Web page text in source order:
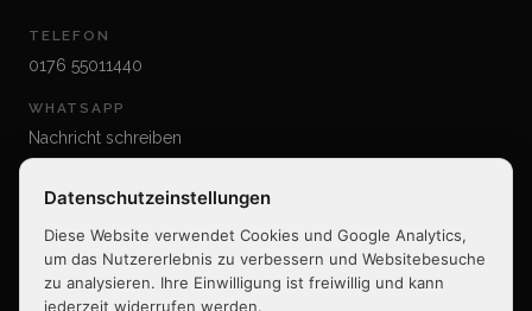
TELEFON
0176 55011440
WHATSAPP
Nachricht schreiben
mail@djtonyloetzke.de
Datenschutzeinstellungen
Diese Website verwendet Cookies und Google Analytics,
um das Nutzererlebnis zu verbessern und Websitebesuche
zu analysieren. Ihre Einwilligung ist freiwillig und kann
jederzeit widerrufen werden.